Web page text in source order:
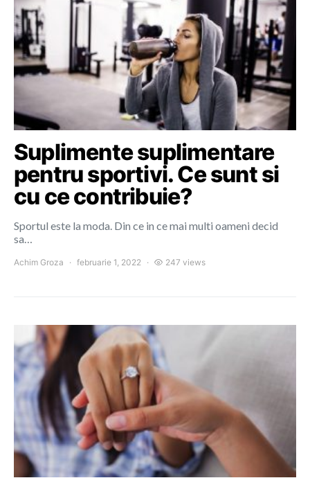
Suplimente suplimentare
pentru sportivi. Ce sunt si
cu ce contribuie?
Sportul este la moda. Din ce in ce mai multi oameni decid
sa…
Achim Groza februarie 1, 2022 247 views